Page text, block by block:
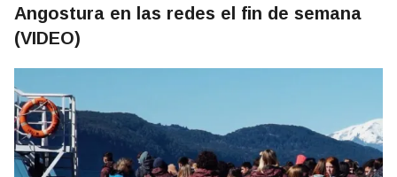
Angostura en las redes el fin de semana
(VIDEO)